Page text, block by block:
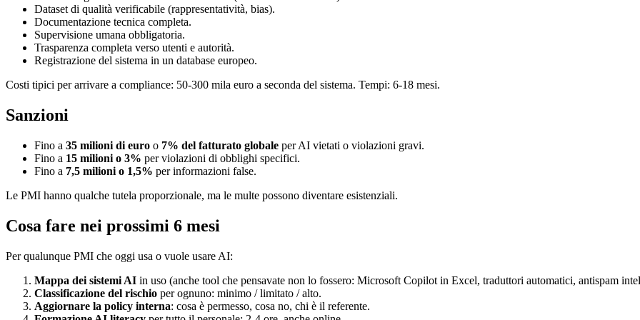
Dataset di qualità verificabile (rappresentatività, bias).
Documentazione tecnica completa.
Supervisione umana obbligatoria.
Trasparenza completa verso utenti e autorità.
Registrazione del sistema in un database europeo.
Costi tipici per arrivare a compliance: 50-300 mila euro a seconda del sistema. Tempi: 6-18 mesi.
Sanzioni
Fino a 35 milioni di euro o 7% del fatturato globale per AI vietati o violazioni gravi.
Fino a 15 milioni o 3% per violazioni di obblighi specifici.
Fino a 7,5 milioni o 1,5% per informazioni false.
Le PMI hanno qualche tutela proporzionale, ma le multe possono diventare esistenziali.
Cosa fare nei prossimi 6 mesi
Per qualunque PMI che oggi usa o vuole usare AI:
Mappa dei sistemi AI in uso (anche tool che pensavate non lo fossero: Microsoft Copilot in Excel, traduttori automatici, antispam
Classificazione del rischio per ognuno: minimo / limitato / alto.
Aggiornare la policy interna: cosa è permesso, cosa no, chi è il referente.